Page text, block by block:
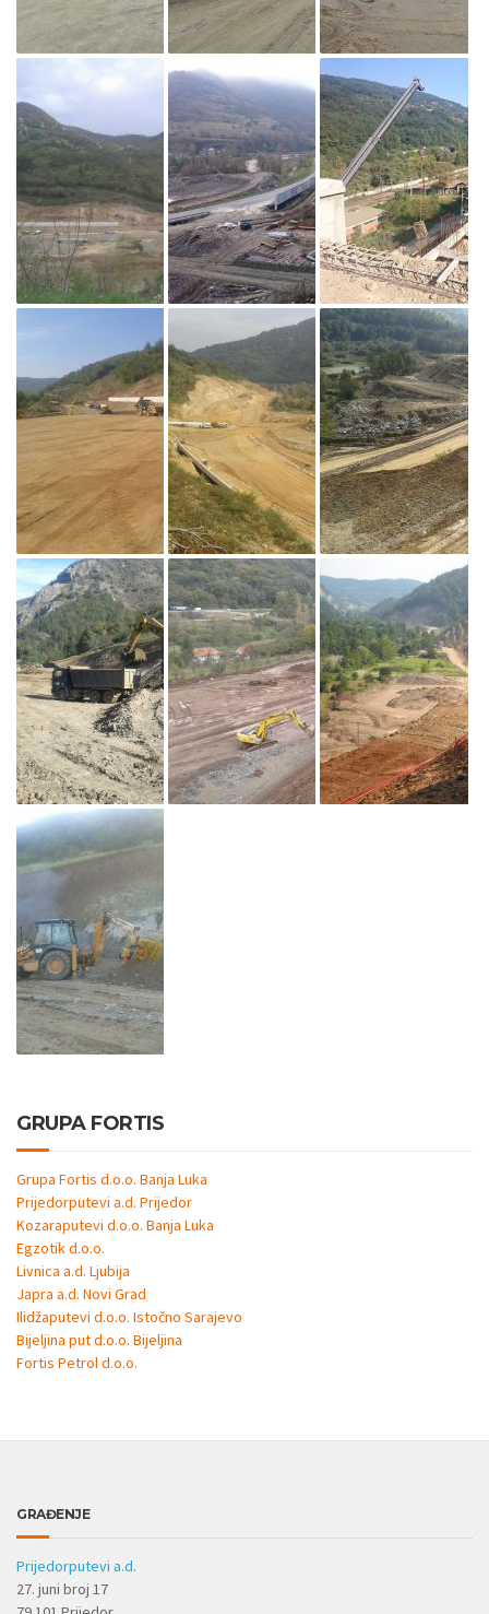
GRUPA FORTIS
Grupa Fortis d.o.o. Banja Luka
Prijedorputevi a.d. Prijedor
Kozaraputevi d.o.o. Banja Luka
Egzotik d.o.o.
Livnica a.d. Ljubija
Japra a.d. Novi Grad
Ilidžaputevi d.o.o. Istočno Sarajevo
Bijeljina put d.o.o. Bijeljina
Fortis Petrol d.o.o.
GRAĐENJE
Prijedorputevi a.d.
27. juni broj 17